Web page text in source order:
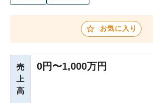
お気に入り
売
上
高
0円〜1,000万円